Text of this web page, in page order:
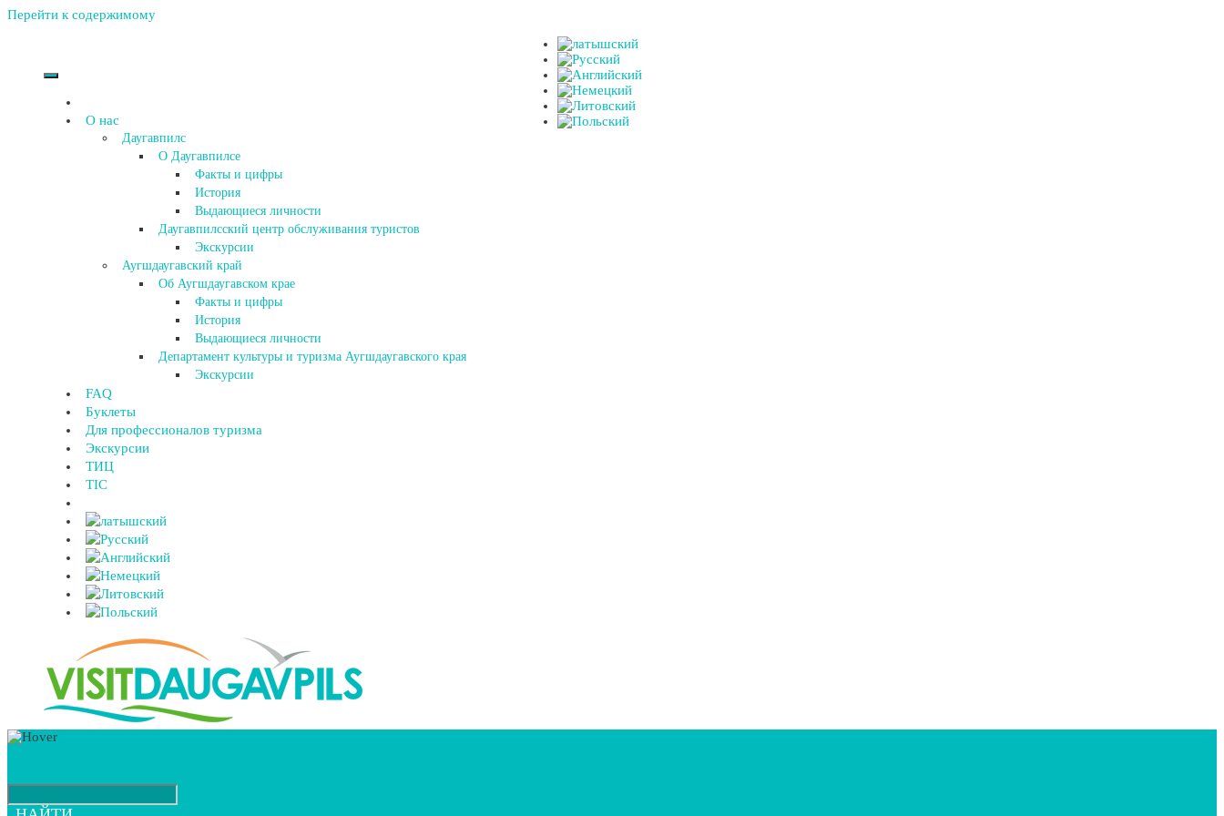
Перейти к содержимому
О нас
Даугавпилс
О Даугавпилсе
Факты и цифры
История
Выдающиеся личности
Даугавпилсский центр обслуживания туристов
Экскурсии
Аугшдаугавский край
Об Аугшдаугавском крае
Факты и цифры
История
Выдающиеся личности
Департамент культуры и туризма Аугшдаугавского края
Экскурсии
FAQ
Буклеты
Для профессионалов туризма
Экскурсии
ТИЦ
TIC